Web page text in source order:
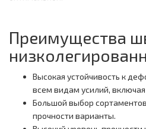
Преимущества
Высокая устойчивость к
всем видам усилий,
Большой выбор
прочности варианты.